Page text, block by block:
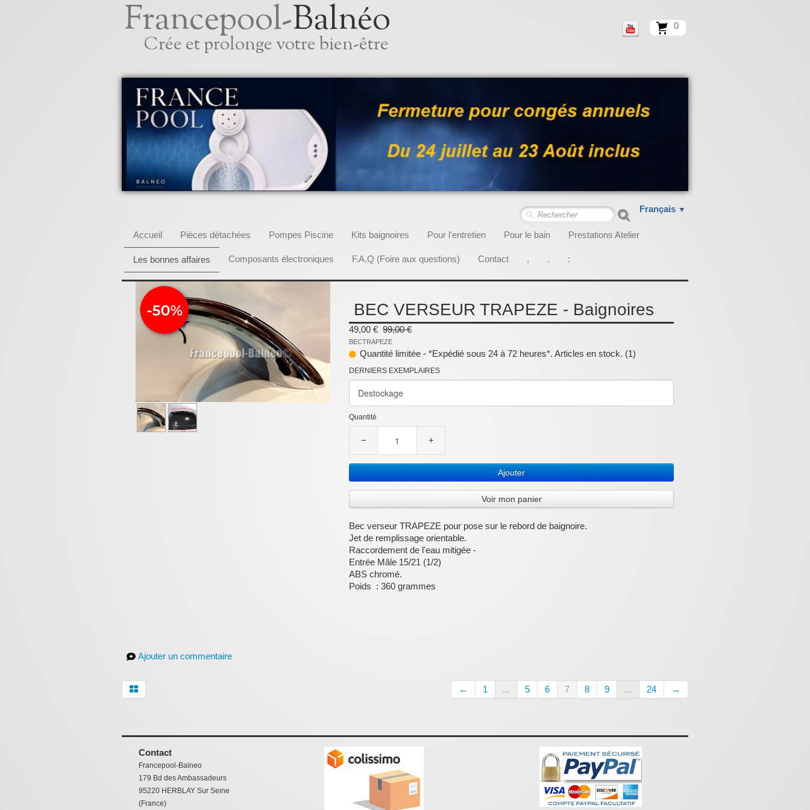
Francepool-Balnéo
Crée et prolonge votre bien-être
0
Français ▼
Accueil Pièces détachées Pompes Piscine Kits baignoires Pour l'entretien Pour le bain Prestations Atelier
Les bonnes affaires Composants électroniques F.A.Q (Foire aux questions) Contact , . :
BEC VERSEUR TRAPEZE - Baignoires
49,00 € 99,00 €
BECTRAPEZE
Quantité limitée - *Expédié sous 24 à 72 heures*. Articles en stock. (1)
DERNIERS EXEMPLAIRES
Quantité
− +
Ajouter
Voir mon panier
Bec verseur TRAPEZE pour pose sur le rebord de baignoire.
Jet de remplissage orientable.
Raccordement de l'eau mitigée -
Entrée Mâle 15/21 (1/2)
ABS chromé.
Poids : 360 grammes
Ajouter un commentaire
← 1 ... 5 6 7 8 9 ... 24 →
Contact
Francepool-Balneo
179 Bd des Ambassadeurs
95220 HERBLAY Sur Seine
(France)